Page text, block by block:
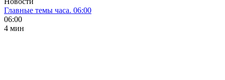
Главные темы часа. 06:00
06:00
4 мин